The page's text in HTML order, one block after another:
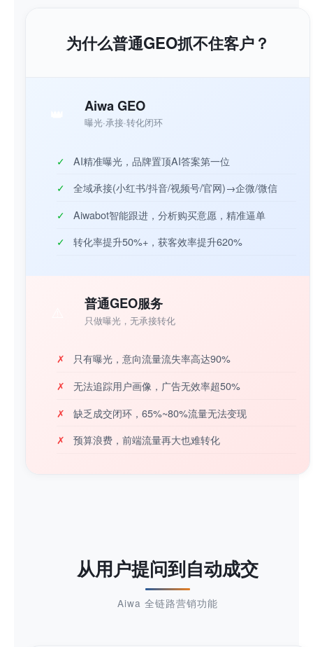
为什么普通GEO抓不住客户？
Aiwa GEO
曝光·承接·转化闭环
✓
AI精准曝光，品牌置顶AI答案第一位
✓
全域承接(小红书/抖音/视频号/官网)→企微/微信
✓
Aiwabot智能跟进，分析购买意愿，精准逼单
✓
转化率提升50%+，获客效率提升620%
普通GEO服务
只做曝光，无承接转化
✗
只有曝光，意向流量流失率高达90%
✗
无法追踪用户画像，广告无效率超50%
✗
缺乏成交闭环，65%~80%流量无法变现
✗
预算浪费，前端流量再大也难转化
从用户提问到自动成交
Aiwa 全链路营销功能